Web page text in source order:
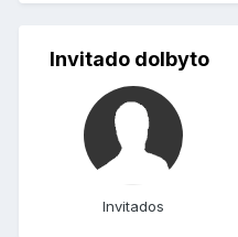
Invitado dolbyto
Invitados